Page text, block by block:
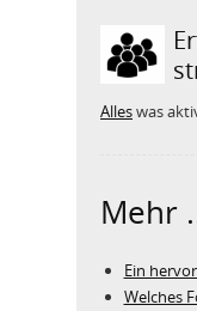
Alleswas
Mehr
Ein
Welches